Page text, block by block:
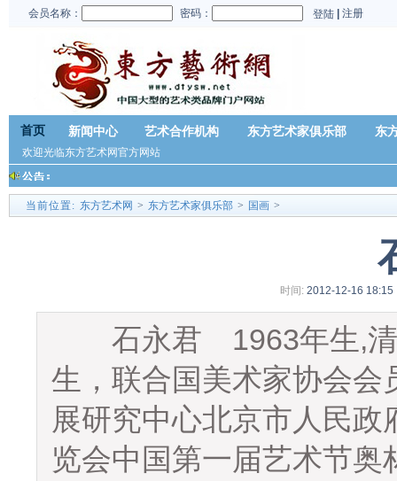
会员名称： 密码： 登陆| 注册
首页 新闻中心 艺术合作机构 东方艺术家俱乐部 东
欢迎光临东方艺术网官方网站
当前位置: 东方艺术网 > 东方艺术家俱乐部 > 国画 >
时间: 2012-12-16 18:15
石永君 1963年生,
生，联合国美术家协会会
展研究中心北京市人民
览会中国第一届艺术节